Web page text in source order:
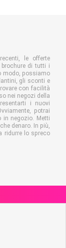
le offerte
di tutti i
modo, possiamo
gli sconti e
con facilità
nei negozi della
i nuovi
potrai
negozio. Metti
denaro. In più,
ridurre lo spreco